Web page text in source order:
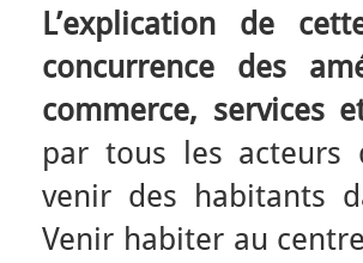
L’explication de
concurrence des
commerce, services
par tous les acteurs
venir des habitants
Venir habiter au